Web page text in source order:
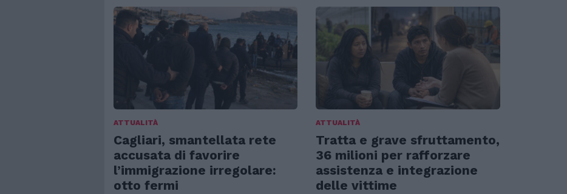
ATTUALITÀ
Cagliari, smantellata rete
accusata di favorire
l’immigrazione irregolare:
otto fermi
ATTUALITÀ
Tratta e grave sfruttamento,
36 milioni per rafforzare
assistenza e integrazione
delle vittime